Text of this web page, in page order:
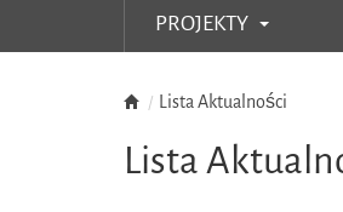
PROJEKTY
Lista Aktualności
Lista